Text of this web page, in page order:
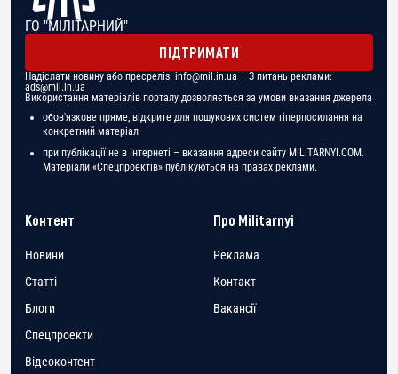
ГО "МІЛІТАРНИЙ"
ПІДТРИМАТИ
Надіслати новину або пресреліз: info@mil.in.ua | З питань реклами:
ads@mil.in.ua
Використання матеріалів порталу дозволяється за умови вказання джерела
обов'язкове пряме, відкрите для пошукових систем гіперпосилання на
конкретний матеріал
при публікації не в Інтернеті – вказання адреси сайту MILITARNYI.COM.
Матеріали «Спецпроектів» публікуються на правах реклами.
Контент
Новини
Статті
Блоги
Спецпроекти
Відеоконтент
Про Militarnyi
Реклама
Контакт
Вакансії